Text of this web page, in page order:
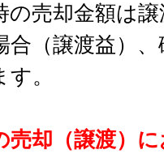
の売却金額は
合（譲渡益）
。
却（譲渡）